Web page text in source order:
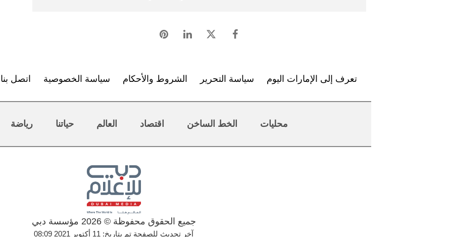
تعرف إلى الإمارات اليوم سياسة التحرير الشروط والأحكام سياسة الخصوصية اتصل بنا
محليات الخط الساخن اقتصاد العالم حياتنا رياضة
جميع الحقوق محفوظة © 2026 مؤسسة دبي
آخر تحديث للصفحة تم بتاريخ: 11 أكتوبر 2021 08:09